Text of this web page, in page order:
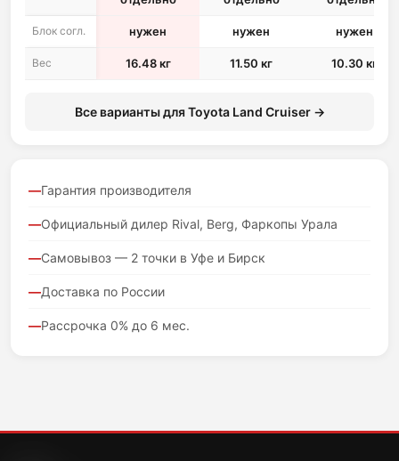
Блок согл. нужен нужен нужен
Вес 16.48 кг 11.50 кг 10.30 кг
Все варианты для Toyota Land Cruiser →
Гарантия производителя
Официальный дилер Rival, Berg, Фаркопы Урала
Самовывоз — 2 точки в Уфе и Бирск
Доставка по России
Рассрочка 0% до 6 мес.